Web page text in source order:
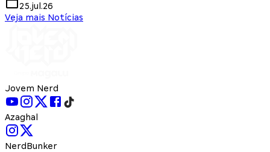
25.jul.26
Veja mais Notícias
Jovem Nerd
Azaghal
NerdBunker